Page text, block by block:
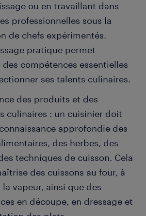
ou en travaillant dans
professionnelles sous la
de chefs expérimentés.
pratique permet
compétences essentielles
ses talents culinaires.
des produits et des
culinaires : un cuisinier doit
approfondie des
des herbes, des
techniques de cuisson. Cela
des cuissons au four, à
la vapeur, ainsi que des
en découpe, en dressage et